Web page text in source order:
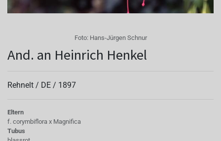
Foto: Hans-Jürgen Schnur
And. an Heinrich Henkel
Rehnelt / DE / 1897
Eltern
f. corymbiflora x Magnifica
Tubus